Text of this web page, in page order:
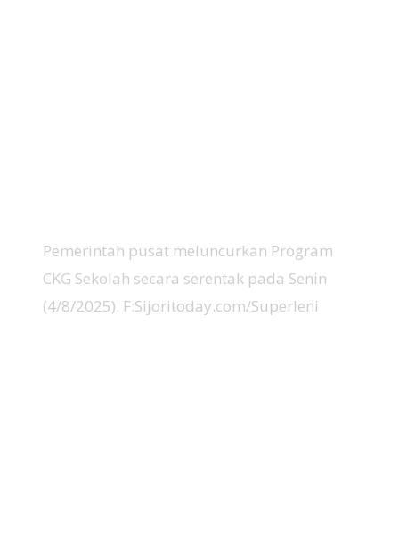
Pemerintah pusat meluncurkan Program
CKG Sekolah secara serentak pada Senin
(4/8/2025). F:Sijoritoday.com/Superleni